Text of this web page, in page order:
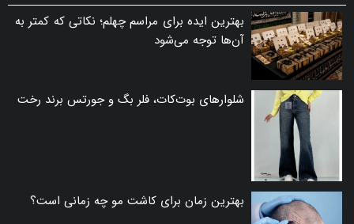
بهترین ایده برای مراسم چهلم؛ نکاتی که کمتر به
آن‌ها توجه می‌شود
شلوارهای بوت‌کات، فلر بگ و جورتس برند رخت
بهترین زمان برای کاشت مو چه زمانی است؟